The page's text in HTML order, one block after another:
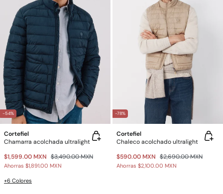
-54%
Cortefiel
Chamarra acolchada ultralight
$1,599.00 MXN $3,490.00 MXN
Ahorras $1,891.00 MXN
+6 Colores
-78%
Cortefiel
Chaleco acolchado ultralight
$590.00 MXN $2,690.00 MXN
Ahorras $2,100.00 MXN